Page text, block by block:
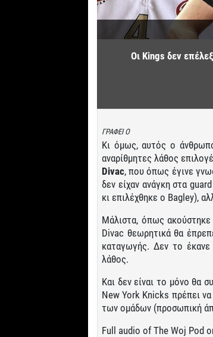
Οι Kings δεν
ΓΡΑΦΕΙ Ο
Κι όμως, αυτός ο
αναρίθμητες λάθος
Divac, που όπως έγινε
δεν είχαν ανάγκη στα
κι επιλέχθηκε ο Bagley),
Μάλιστα, όπως
Divac θεωρητικά θα
καταγωγής. Δεν το
λάθος.
Και δεν είναι το μόνο θα
New York Knicks πρέπει
των ομάδων (προσωπική
Full audio of The Woj Pod